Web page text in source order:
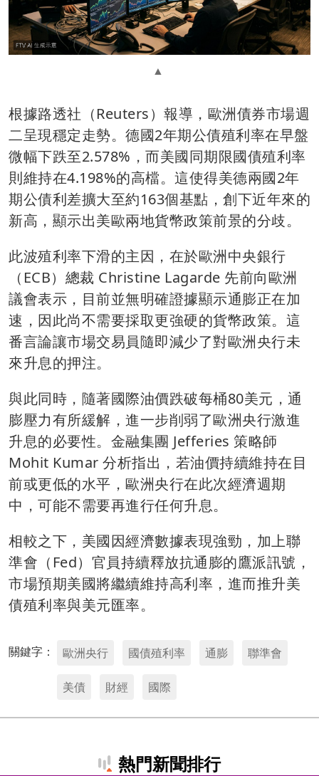
根據路透社（Reuters）報導，歐洲債券市場週
二呈現穩定走勢。德國2年期公債殖利率在早盤
微幅下跌至2.578%，而美國同期限國債殖利率
則維持在4.198%的高檔。這使得美德兩國2年
期公債利差擴大至約163個基點，創下近年來的
新高，顯示出美歐兩地貨幣政策前景的分歧。
此波殖利率下滑的主因，在於歐洲中央銀行
（ECB）總裁 Christine Lagarde 先前向歐洲
議會表示，目前並無明確證據顯示通膨正在加
速，因此尚不需要採取更強硬的貨幣政策。這
番言論讓市場交易員隨即減少了對歐洲央行未
來升息的押注。
與此同時，隨著國際油價跌破每桶80美元，通
膨壓力有所緩解，進一步削弱了歐洲央行激進
升息的必要性。金融集團 Jefferies 策略師
Mohit Kumar 分析指出，若油價持續維持在目
前或更低的水平，歐洲央行在此次經濟週期
中，可能不需要再進行任何升息。
相較之下，美國因經濟數據表現強勁，加上聯
準會（Fed）官員持續釋放抗通膨的鷹派訊號，
市場預期美國將繼續維持高利率，進而推升美
債殖利率與美元匯率。
關鍵字： 歐洲央行 國債殖利率 通膨 聯準會
美債 財經 國際
熱門新聞排行